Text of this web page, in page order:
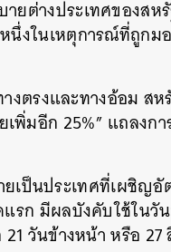
ยต่างประเทศของสห
นึ่งในเหตุการณ์ที่ถูกม
ตรงและทางอ้อม สห
พิ่มอีก 25%” แถลงก
เป็นประเทศที่เผชิญ
แรก มีผลบังคับใช้ใน
วันข้างหน้า หรือ